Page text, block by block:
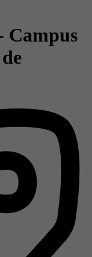
Campus